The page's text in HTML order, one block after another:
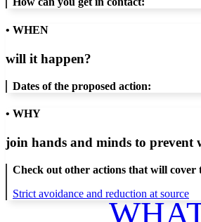
• WHEN
will it happen?
Dates of the proposed action:
• WHY
join hands and minds to prevent
Check out other actions that will cover
Strict avoidance and reduction at source